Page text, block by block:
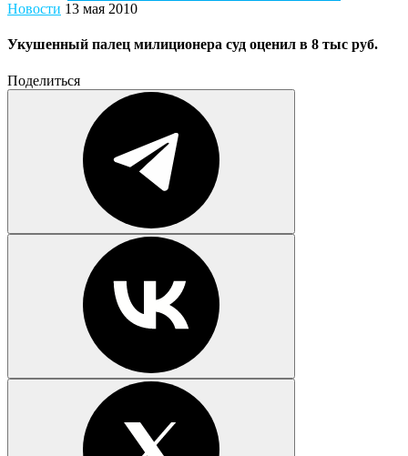
Новости 13 мая 2010
Укушенный палец милиционера суд оценил в 8 тыс руб.
Поделиться